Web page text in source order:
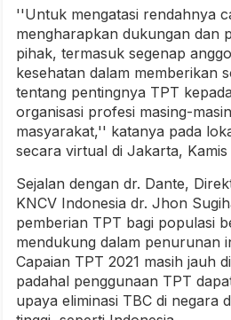
''Untuk mengatasi rendahnya
mengharapkan dukungan dan
pihak, termasuk segenap
kesehatan dalam memberikan
tentang pentingnya TPT
organisasi profesi masing-
masyarakat,'' katanya pada
secara virtual di Jakarta, Kamis
Sejalan dengan dr. Dante,
KNCV Indonesia dr. Jhon
pemberian TPT bagi populasi
mendukung dalam penurunan
Capaian TPT 2021 masih jauh
padahal penggunaan TPT
upaya eliminasi TBC di negara